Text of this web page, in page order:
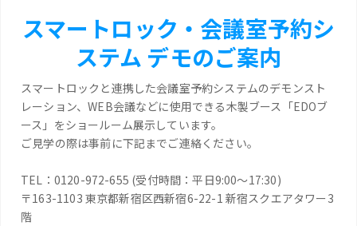
スマートロック・会議室予約シ
ステム デモのご案内
スマートロックと連携した会議室予約システムのデモンスト
レーション、WEB会議などに使用できる木製ブース「EDOブ
ース」をショールーム展示しています。
ご見学の際は事前に下記までご連絡ください。
TEL：0120-972-655 (受付時間：平日9:00～17:30)
〒163-1103 東京都新宿区西新宿6-22-1 新宿スクエアタワー3
階